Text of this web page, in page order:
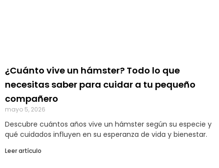
¿Cuánto vive un hámster? Todo lo que
necesitas saber para cuidar a tu pequeño
compañero
mayo 5, 2026
Descubre cuántos años vive un hámster según su especie y
qué cuidados influyen en su esperanza de vida y bienestar.
Leer artículo